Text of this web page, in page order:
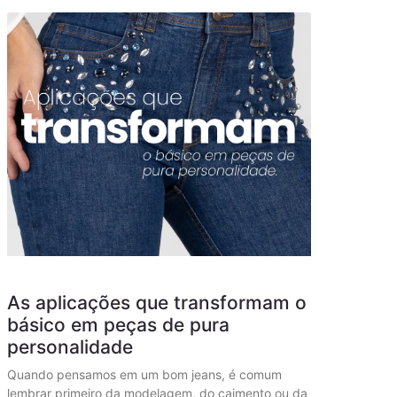
As aplicações que transformam o
básico em peças de pura
personalidade
Quando pensamos em um bom jeans, é comum
lembrar primeiro da modelagem, do caimento ou da